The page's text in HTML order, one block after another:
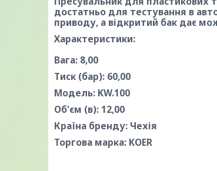
достатньо для тестування в
приводу, а відкритий бак дає
Характеристики:
Вага: 8,00
Тиск (бар): 60,00
Модель: KW.100
Об'єм (в): 12,00
Країна бренду: Чехія
Торгова марка: KOER